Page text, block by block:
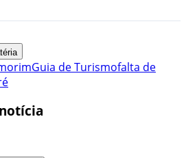
Guia de Turismofalta de